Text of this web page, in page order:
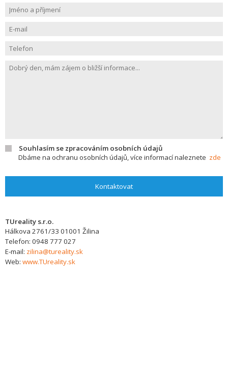
Souhlasím se zpracováním osobních údajů
Dbáme na ochranu osobních údajů, více informací naleznete zde
Kontaktovat
TUreality s.r.o.
Hálkova 2761/33 01001 Žilina
Telefon: 0948 777 027
E-mail: zilina@tureality.sk
Web: www.TUreality.sk